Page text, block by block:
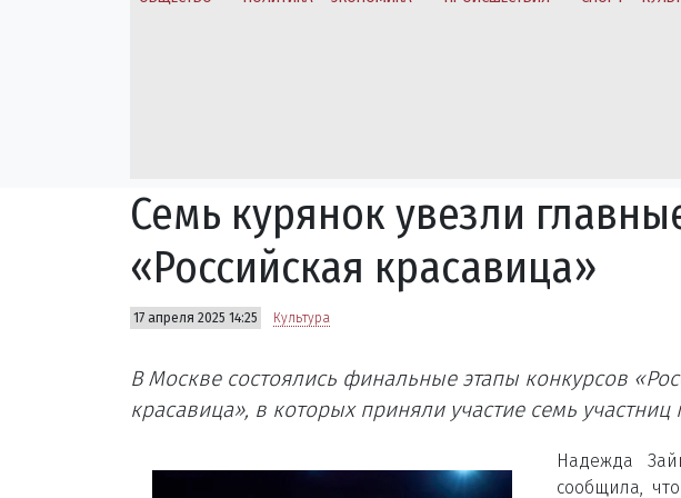
Семь курянок увезли
«Российская красавица»
17 апреля 2025 14:25 Культура
В Москве состоялись финальные этапы конкурсов
красавица», в которых приняли участие семь участниц
Надежда
сообщила,